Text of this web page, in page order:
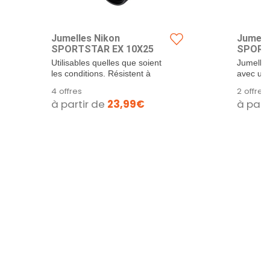
Jumelles Nikon
SPORTSTAR EX 10X25
Utilisables quelles que soient
les conditions. Résistent à
4 offres
à partir de 23,99€
avec un
2 offres
à